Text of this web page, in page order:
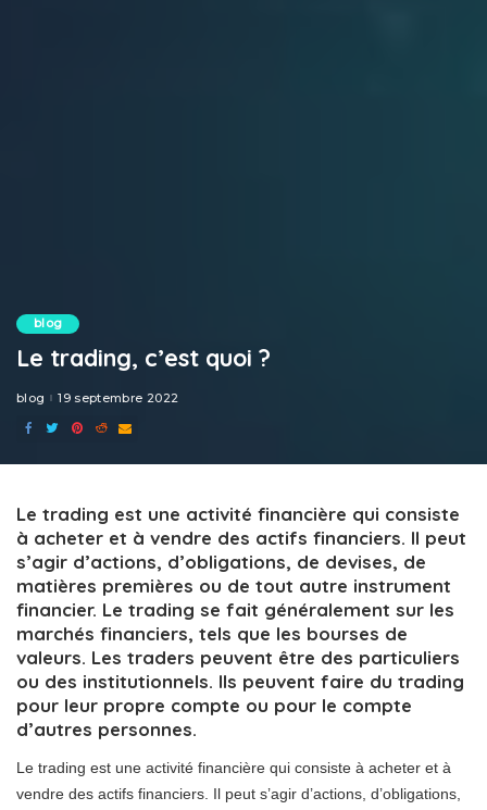
blog
Le trading, c’est quoi ?
blog 19 septembre 2022
Le trading est une activité financière qui consiste
à acheter et à vendre des actifs financiers. Il peut
s’agir d’actions, d’obligations, de devises, de
matières premières ou de tout autre instrument
financier. Le trading se fait généralement sur les
marchés financiers, tels que les bourses de
valeurs. Les traders peuvent être des particuliers
ou des institutionnels. Ils peuvent faire du trading
pour leur propre compte ou pour le compte
d’autres personnes.
Le trading est une activité financière qui consiste à acheter et à
vendre des actifs financiers. Il peut s’agir d’actions, d’obligations,